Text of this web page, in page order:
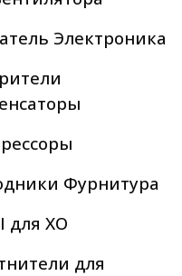
Электроника
Фурнитура
для ХО
для